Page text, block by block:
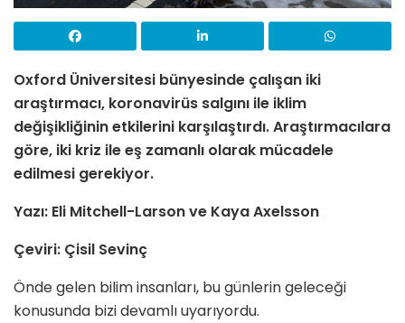
Oxford Üniversitesi bünyesinde çalışan iki
araştırmacı, koronavirüs salgını ile iklim
değişikliğinin etkilerini karşılaştırdı. Araştırmacılara
göre, iki kriz ile eş zamanlı olarak mücadele
edilmesi gerekiyor.
Yazı: Eli Mitchell-Larson ve Kaya Axelsson
Çeviri: Çisil Sevinç
Önde gelen bilim insanları, bu günlerin geleceği
konusunda bizi devamlı uyarıyordu.